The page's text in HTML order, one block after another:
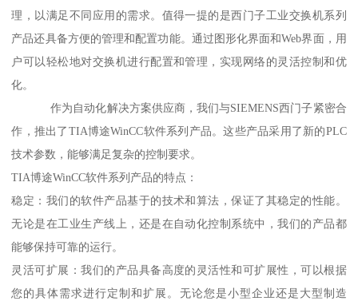
理，以满足不同应用的需求。值得一提的是西门子工业交换机系列
产品还具备方便的管理和配置功能。通过图形化界面和Web界面，用
户可以轻松地对交换机进行配置和管理，实现网络的灵活控制和优
化。
作为自动化解决方案供应商，我们与SIEMENS西门子紧密合
作，推出了TIA博途WinCC软件系列产品。这些产品采用了新的PLC
技术参数，能够满足复杂的控制要求。
TIA博途WinCC软件系列产品的特点：
稳定：我们的软件产品基于的技术和算法，保证了其稳定的性能。
无论是在工业生产线上，还是在自动化控制系统中，我们的产品都
能够保持可靠的运行。
灵活可扩展：我们的产品具备高度的灵活性和可扩展性，可以根据
您的具体需求进行定制和扩展。无论您是小型企业还是大型制造